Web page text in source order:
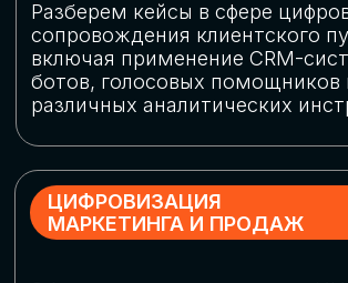
СПИКЕРЫ
СТАТЬ СПИКЕРОМ
В конференции участвовали более 120 спикеров